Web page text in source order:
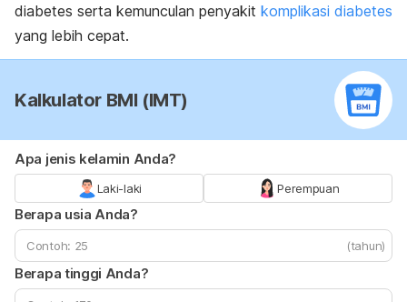
diabetes serta kemunculan penyakit komplikasi diabetes
yang lebih cepat.
Kalkulator BMI (IMT)
Apa jenis kelamin Anda?
Laki-laki Perempuan
Berapa usia Anda?
(tahun)
Berapa tinggi Anda?